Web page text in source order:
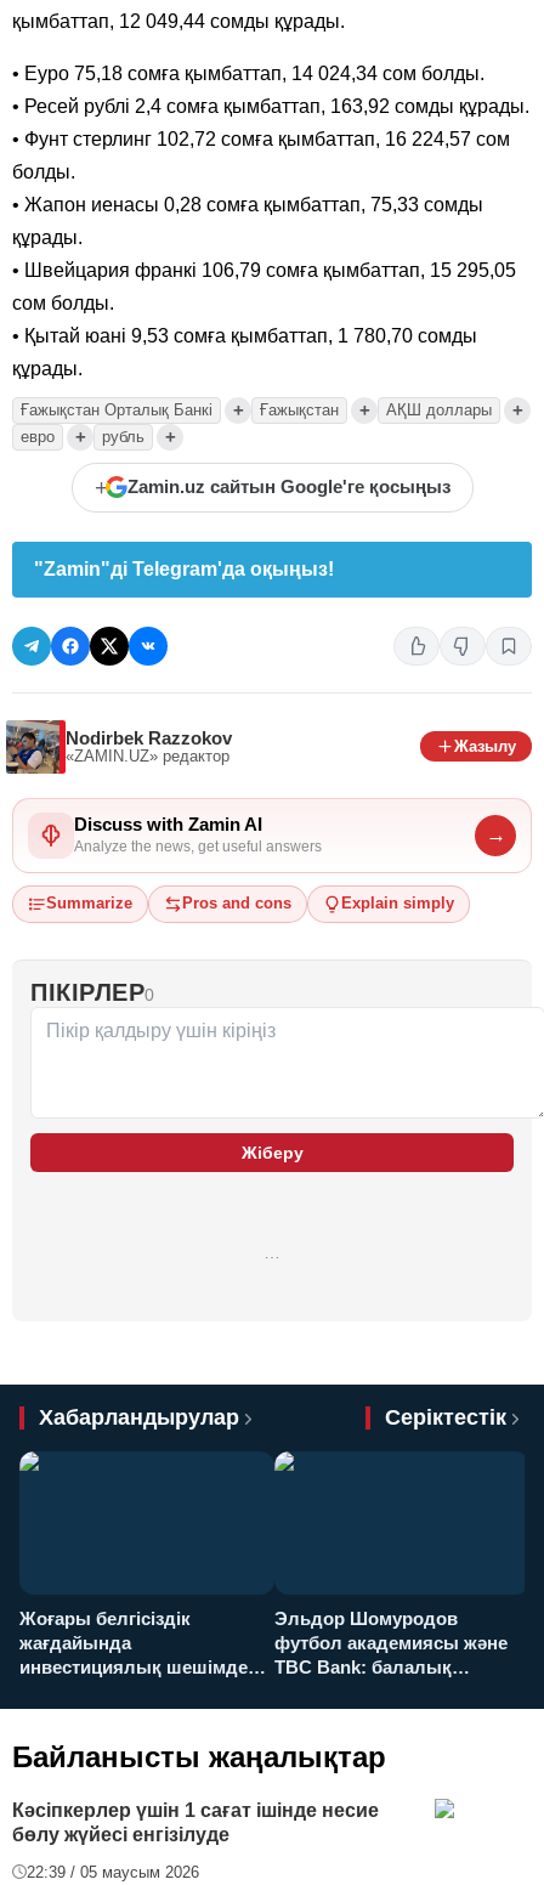
қымбаттап, 12 049,44 сомды құрады.
• Еуро 75,18 сомға қымбаттап, 14 024,34 сом болды.
• Ресей рублі 2,4 сомға қымбаттап, 163,92 сомды құрады.
• Фунт стерлинг 102,72 сомға қымбаттап, 16 224,57 сом
болды.
• Жапон иенасы 0,28 сомға қымбаттап, 75,33 сомды
құрады.
• Швейцария франкі 106,79 сомға қымбаттап, 15 295,05
сом болды.
• Қытай юані 9,53 сомға қымбаттап, 1 780,70 сомды
құрады.
Ғажықстан Орталық Банкі + Ғажықстан + АҚШ доллары +
евро + рубль +
+ Zamin.uz сайтын Google'ге қосыңыз
"Zamin"ді Telegram'да оқыңыз!
Nodirbek Razzokov
«ZAMIN.UZ» редактор
Жазылу
Discuss with Zamin AI
Analyze the news, get useful answers
→
Summarize Pros and cons Explain simply
ПІКІРЛЕР0
Жіберу
Хабарландырулар Серіктестік
Жоғары белгісіздік
жағдайында
инвестициялық шешімдер
Эльдор Шомуродов
футбол академиясы және
TBC Bank: балалық
Байланысты жаңалықтар
Кәсіпкерлер үшін 1 сағат ішінде несие
бөлу жүйесі енгізілуде
22:39 / 05 маусым 2026